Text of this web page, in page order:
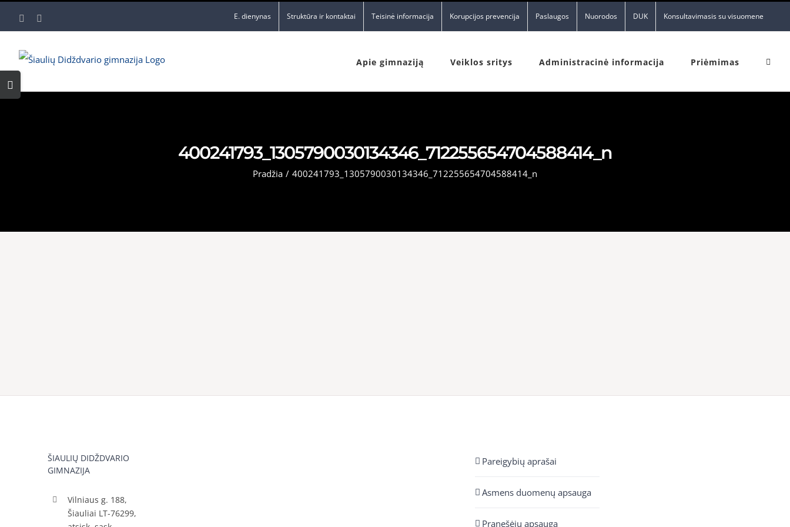
Facebook E. dienynas Struktūra ir kontaktai Teisinė informacija Korupcijos prevencija Paslaugos Nuorodos DUK Konsultavimasis su visuomene
Apie gimnaziją Veiklos sritys Administracinė informacija Priėmimas
400241793_1305790030134346_712255654704588414_n
Pradžia / 400241793_1305790030134346_712255654704588414_n
ŠIAULIŲ DIDŽDVARIO
GIMNAZIJA
Vilniaus g. 188,
Šiauliai LT-76299,
Pareigybių aprašai
Asmens duomenų apsauga
Pranešėjų apsauga
Toggle
Sliding